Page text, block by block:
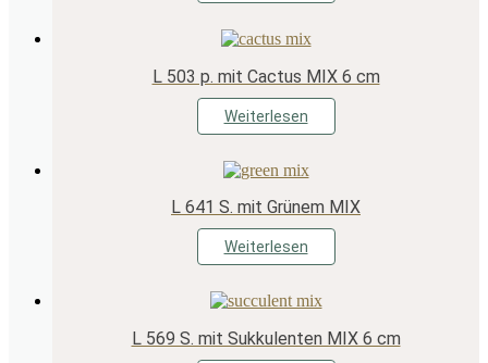
L 503 p. mit Cactus MIX 6 cm
Weiterlesen
L 641 S. mit Grünem MIX
Weiterlesen
L 569 S. mit Sukkulenten MIX 6 cm